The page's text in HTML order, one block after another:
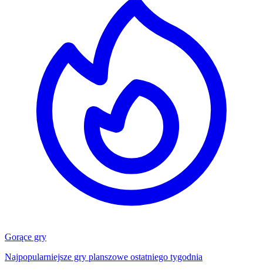
Gorące gry
Najpopularniejsze gry planszowe ostatniego tygodnia